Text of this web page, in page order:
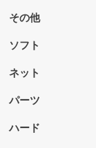
その他
ソフト
ネット
パーツ
ハード